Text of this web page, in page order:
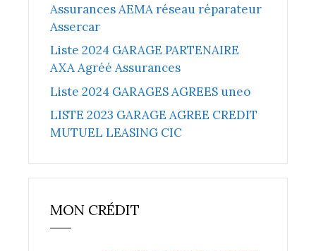
Assurances AEMA réseau réparateur
Assercar
Liste 2024 GARAGE PARTENAIRE
AXA Agréé Assurances
Liste 2024 GARAGES AGREES uneo
LISTE 2023 GARAGE AGREE CREDIT
MUTUEL LEASING CIC
MON CRÉDIT